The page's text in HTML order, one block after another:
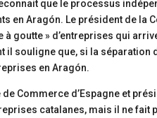
que le processus
en Aragón. Le président de la
à goutte » d’entreprises qui
il souligne que, si la séparation
en Aragón.
Commerce d’Espagne et
catalanes, mais il ne